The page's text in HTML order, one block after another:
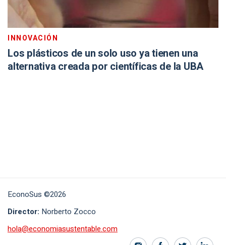
INNOVACIÓN
Los plásticos de un solo uso ya tienen una
alternativa creada por científicas de la UBA
EconoSus ©2026
Director: Norberto Zocco
hola@economiasustentable.com